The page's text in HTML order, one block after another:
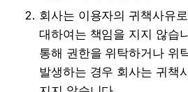
회사는 이용자의 귀책사유
대하여는 책임을 지지 않습
통해 권한을 위탁하거나 위
발생하는 경우 회사는 귀책